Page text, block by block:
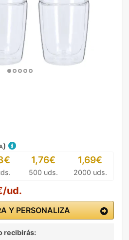
1,76€
500 uds.
1,69€
2000 uds.
ud.
Y PERSONALIZA
recibirás: